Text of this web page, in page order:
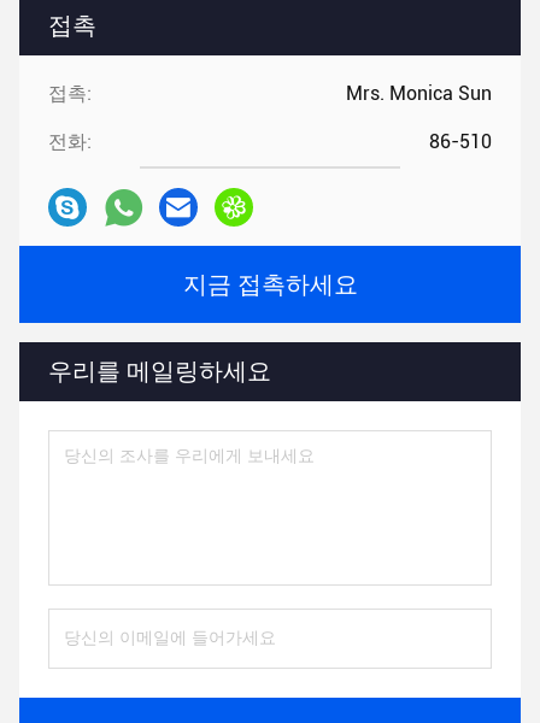
접촉
접촉: Mrs. Monica Sun
전화: 86-510
지금 접촉하세요
우리를 메일링하세요